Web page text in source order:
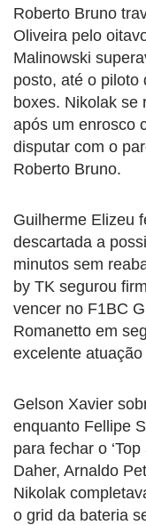
Roberto Bruno
Oliveira pelo
Malinowski
posto, até o piloto
boxes. Nikolak se
após um enrosco
disputar com o
Roberto Bruno.
Guilherme Elizeu
descartada a
minutos sem
by TK segurou
vencer no F1BC
Romanetto em
excelente
Gelson Xavier
enquanto Fellipe
para fechar o
Daher, Arnaldo
Nikolak
o grid da bateria